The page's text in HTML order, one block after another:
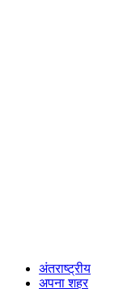
अंतराष्ट्रीय
अपना शहर